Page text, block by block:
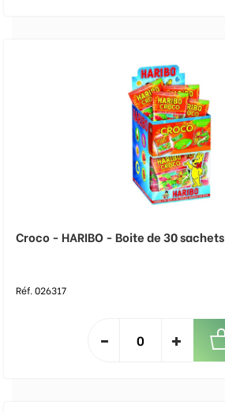
Croco - HARIBO - Boite de 30 sachets
Réf. 026317